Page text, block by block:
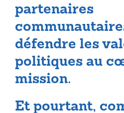
partenaires
défendre les
politiques au
mission.
Et pourtant,